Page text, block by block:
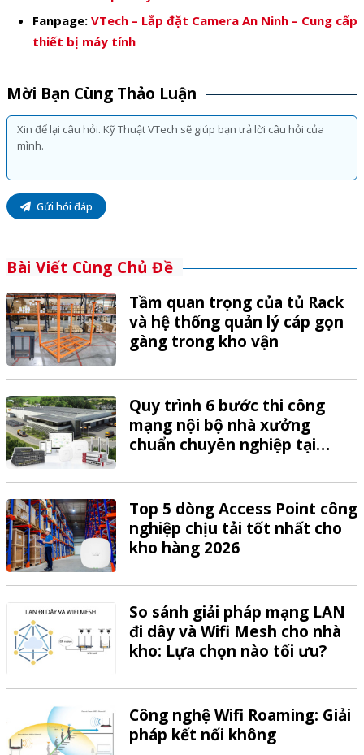
Fanpage: VTech – Lắp đặt Camera An Ninh – Cung cấp
thiết bị máy tính
Mời Bạn Cùng Thảo Luận
Gửi hỏi đáp
Bài Viết Cùng Chủ Đề
Tầm quan trọng của tủ Rack
và hệ thống quản lý cáp gọn
gàng trong kho vận
Quy trình 6 bước thi công
mạng nội bộ nhà xưởng
chuẩn chuyên nghiệp tại
Top 5 dòng Access Point công
nghiệp chịu tải tốt nhất cho
kho hàng 2026
So sánh giải pháp mạng LAN
đi dây và Wifi Mesh cho nhà
kho: Lựa chọn nào tối ưu?
Công nghệ Wifi Roaming: Giải
pháp kết nối không